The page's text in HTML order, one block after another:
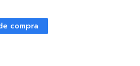
compra